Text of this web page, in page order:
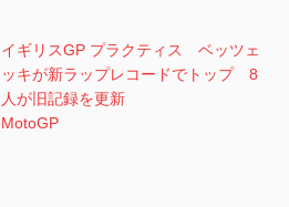
イギリスGP プラクティス ベッツェ
ッキが新ラップレコードでトップ 8
人が旧記録を更新
MotoGP